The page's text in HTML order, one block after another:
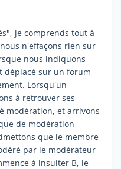
je comprends tout à
n'effaçons rien sur
nous indiquons
déplacé sur un forum
Lorsqu'un
à retrouver ses
modération, et arrivons
de modération
que le membre
par le modérateur
à insulter B, le